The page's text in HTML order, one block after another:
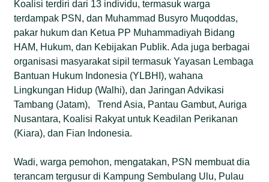
Koalisi terdiri dari 13 individu, termasuk warga
terdampak PSN, dan Muhammad Busyro Muqoddas,
pakar hukum dan Ketua PP Muhammadiyah Bidang
HAM, Hukum, dan Kebijakan Publik. Ada juga berbagai
organisasi masyarakat sipil termasuk Yayasan Lembaga
Bantuan Hukum Indonesia (YLBHI), wahana
Lingkungan Hidup (Walhi), dan Jaringan Advikasi
Tambang (Jatam), Trend Asia, Pantau Gambut, Auriga
Nusantara, Koalisi Rakyat untuk Keadilan Perikanan
(Kiara), dan Fian Indonesia.
Wadi, warga pemohon, mengatakan, PSN membuat dia
terancam tergusur di Kampung Sembulang Ulu, Pulau